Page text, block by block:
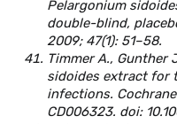
Pelargonium
double-blind,
2009; 47(1): 51–58.
Timmer A., Gunther
sidoides extract for
infections. Cochrane
CD006323. doi: